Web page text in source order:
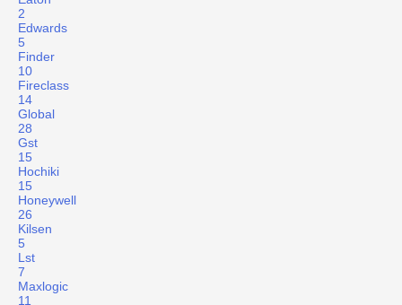
2
Edwards
5
Finder
10
Fireclass
14
Global
28
Gst
15
Hochiki
15
Honeywell
26
Kilsen
5
Lst
7
Maxlogic
11